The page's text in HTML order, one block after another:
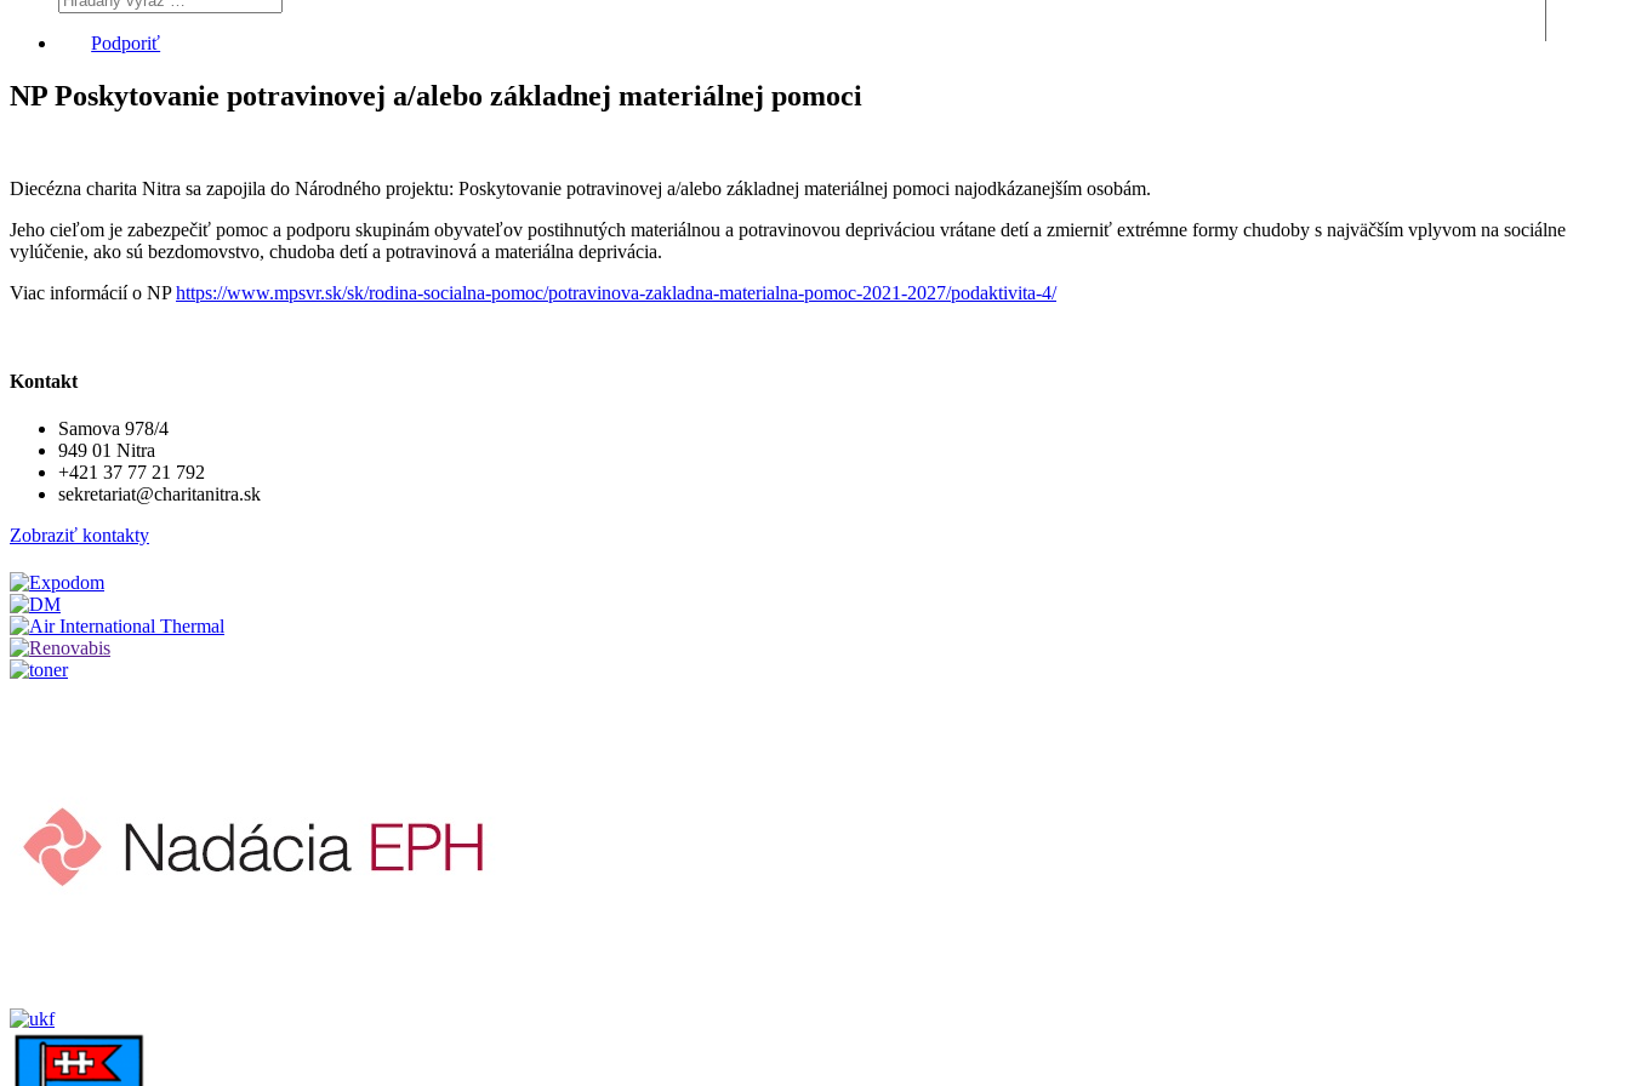
Podporiť
NP Poskytovanie potravinovej a/alebo základnej materiálnej pomoci
Diecézna charita Nitra sa zapojila do Národného projektu: Poskytovanie potravinovej a/alebo základnej materiálnej pomoci najodkázanejším osobám.
Jeho cieľom je zabezpečiť pomoc a podporu skupinám obyvateľov postihnutých materiálnou a potravinovou depriváciou vrátane detí a zmierniť extrémne formy chudoby s najväčším vplyvom na sociálne
vylúčenie, ako sú bezdomovstvo, chudoba detí a potravinová a materiálna deprivácia.
Viac informácií o NPhttps://www.mpsvr.sk/sk/rodina-socialna-pomoc/potravinova-zakladna-materialna-pomoc-2021-2027/podaktivita-4/
Kontakt
Samova 978/4
949 01 Nitra
+421 37 77 21 792
sekretariat@charitanitra.sk
Zobraziť kontakty